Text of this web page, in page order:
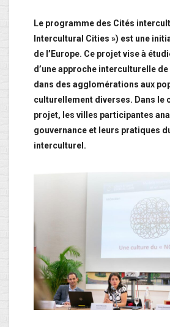
Le programme des Cités
Intercultural Cities ») est une
de l’Europe. Ce projet vise à
d’une approche interculturelle
dans des agglomérations aux
culturellement diverses. Dans le
projet, les villes participantes
gouvernance et leurs pratiques
interculturel.